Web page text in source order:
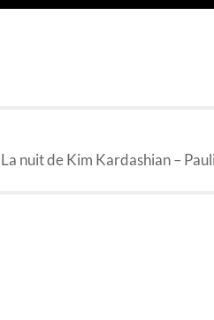
La nuit de Kim Kardashian –